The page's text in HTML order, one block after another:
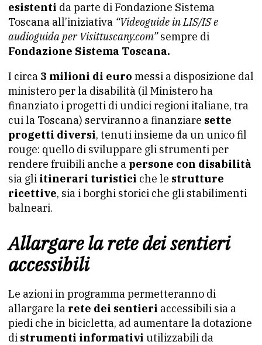
esistenti da parte di Fondazione Sistema
Toscana all’iniziativa “Videoguide in LIS/IS e
audioguida per Visittuscany.com”sempre di
Fondazione Sistema Toscana.
I circa 3 milioni di euro messi a disposizione dal
ministero per la disabilità (il Ministero ha
finanziato i progetti di undici regioni italiane, tra
cui la Toscana) serviranno a finanziare sette
progetti diversi, tenuti insieme da un unico fil
rouge: quello di sviluppare gli strumenti per
rendere fruibili anche a persone con disabilità
sia gli itinerari turistici che le strutture
ricettive, sia i borghi storici che gli stabilimenti
balneari.
Allargare la rete dei sentieri
accessibili
Le azioni in programma permetteranno di
allargare la rete dei sentieri accessibili sia a
piedi che in bicicletta, ad aumentare la dotazione
di strumenti informativi utilizzabili da